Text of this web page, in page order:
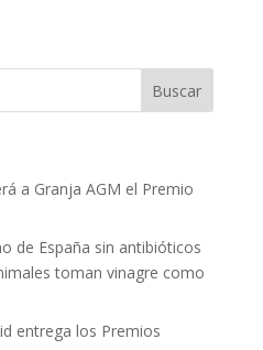
a Granja AGM el Premio
de España sin antibióticos
toman vinagre como
entrega los Premios